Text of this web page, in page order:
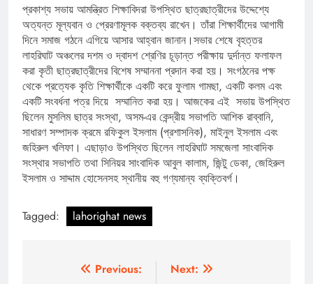
প্রকাশ্য সভায় আমন্ত্রিত শিক্ষাবিদরা উপস্থিত ছাত্রছাত্রীদের উদ্দেশ্যে
অত্যন্ত মূল্যবান ও প্রেরণামূলক বক্তব্য রাখেন। তাঁরা শিক্ষার্থীদের আগামী
দিনে সমাজ গঠনে এগিয়ে আসার আহ্বান জানান।সভার শেষে বৃহত্তর
লাহরিঘাট অঞ্চলের দশম ও দ্বাদশ শ্রেণির চূড়ান্ত পরীক্ষায় দুর্দান্ত ফলাফল
করা কৃতী ছাত্রছাত্রীদের বিশেষ সম্মাননা প্রদান করা হয়। সংগঠনের পক্ষ
থেকে প্রত্যেক কৃতি শিক্ষার্থীকে একটি করে ফুলাম গামছা, একটি কলম এবং
একটি সংবর্ধনা পত্র দিয়ে সম্মানিত করা হয়। আজকের এই সভায় উপস্থিত
ছিলেন মুসলিম ছাত্র সংস্থা, অসম-এর কেন্দ্রীয় সভাপতি আশিক রাব্বানি,
সাধারণ সম্পাদক ক্রমে রফিকুল ইসলাম (প্রশাসনিক), মাইনুল ইসলাম এবং
জহিরুল খলিফা। এছাড়াও উপস্থিত ছিলেন লাহরিঘাট সমজেলা সাংবাদিক
সংস্থার সভাপতি তথা সিনিয়র সাংবাদিক আবুল কালাম, জিন্টু ডেকা, জেহিরুল
ইসলাম ও সাদ্দাম হোসেনসহ স্থানীয় বহু গণ্যমান্য ব্যক্তিবর্গ।
Tagged: lahorighat news
Previous:
Next: